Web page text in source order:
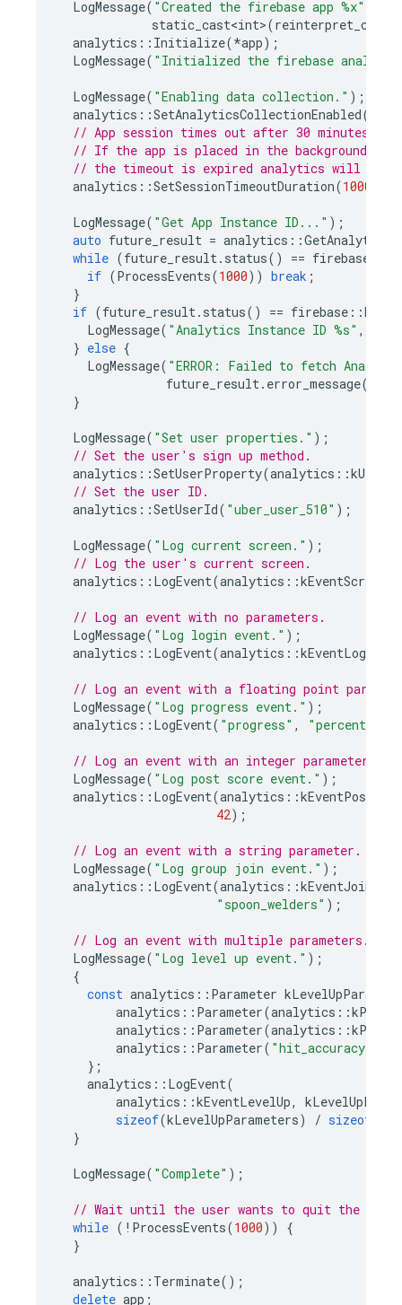
LogMessage( "Created the firebase app %x"
static_cast<int>(
analytics :: Initialize(*app);
LogMessage( "Initialized the firebase
LogMessage( "Enabling data collection." );
analytics ::SetAnalyticsCollectionEnabled(
// App session times out after 30 minutes.
// If the app is placed in the background
// the timeout is expired analytics will log a
analytics ::SetSessionTimeoutDuration(1000
LogMessage( "Get App Instance ID..." );
auto future_result = analytics ::
while (future_result. status() == firebase
if (ProcessEvents(1000)) break ;
}
if (future_result. status() == firebase ::
LogMessage( "Analytics Instance ID %s" ,
} else {
LogMessage( "ERROR: Failed to fetch
future_result. error_message(),
}
LogMessage( "Set user properties." );
// Set the user's sign up method.
analytics ::SetUserProperty(analytics ::
// Set the user ID.
analytics ::SetUserId( "uber_user_510" );
LogMessage( "Log current screen." );
// Log the user's current screen.
analytics :: LogEvent(analytics ::
// Log an event with no parameters.
LogMessage( "Log login event." );
analytics :: LogEvent(analytics ::kEventLogin
// Log an event with a floating point
LogMessage( "Log progress event." );
analytics :: LogEvent( "progress" , "percent"
// Log an event with an integer parameter.
LogMessage( "Log post score event." );
analytics :: LogEvent(analytics ::
42);
// Log an event with a string parameter.
LogMessage( "Log group join event." );
analytics :: LogEvent(analytics ::
"spoon_welders" );
// Log an event with multiple parameters.
LogMessage( "Log level up event." );
{
const analytics :: Parameter
analytics :: Parameter(analytics ::
analytics :: Parameter(analytics ::
analytics :: Parameter( "hit_accuracy"
};
analytics :: LogEvent(
analytics ::kEventLevelUp,
sizeof(kLevelUpParameters) / sizeof
}
LogMessage( "Complete" );
// Wait until the user wants to quit the app.
while ( ! ProcessEvents(1000))
{
}
analytics :: Terminate();
delete app ;